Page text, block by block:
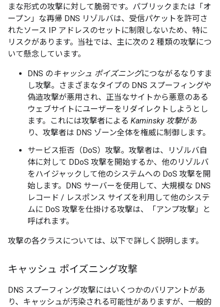
まな形式の攻撃に対して脆弱です。パブリックまたは「オ
ープン」な再帰 DNS リゾルバは、受信パケットを許可さ
れたソース IP アドレスのセットに制限しないため、特に
リスクがあります。当社では、主に次の 2 種類の攻撃につ
いて懸念しています。
DNS のキャッシュ ポイズニングにつながるなりすま
し攻撃。さまざまなタイプの DNS スプーフィングや
偽造攻撃が悪用され、正当なサイトから悪意のある
ウェブサイトにユーザーをリダイレクトしようとし
ます。これには攻撃者による Kaminsky 攻撃があ
り、攻撃者は DNS ゾーン全体を権威に制御します。
サービス拒否（DoS）攻撃。攻撃者は、リゾルバ自
体に対して DDoS 攻撃を開始するか、他のリゾルバ
をハイジャックして他のシステムへの DoS 攻撃を開
始します。DNS サーバーを使用して、大規模な DNS
レコード / レスポンス サイズを利用して他のシステ
ムに DoS 攻撃を仕掛ける攻撃は、「アンプ攻撃」
と
呼ばれます。
攻撃の各クラスについては、以下で詳しく説明します。
キャッシュ ポイズニング攻撃
DNS スプーフィング攻撃にはいくつかのバリアントがあ
り、キャッシュが汚染される可能性がありますが、一般的